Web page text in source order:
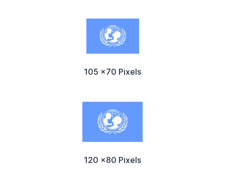
105 x70 Pixels
120 x80 Pixels